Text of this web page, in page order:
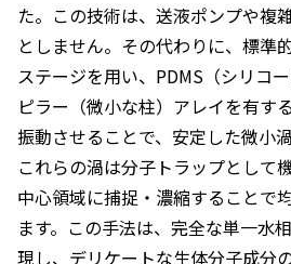
た。この技術は、送液ポンプや複
としません。その代わりに、標準
ステージを用い、PDMS（シリコ
ピラー（微小な柱）アレイを有す
振動させることで、安定した微小
これらの渦は分子トラップとして
中心領域に捕捉・濃縮することで
ます。この手法は、完全な単一水
現し、デリケートな生体分子成分